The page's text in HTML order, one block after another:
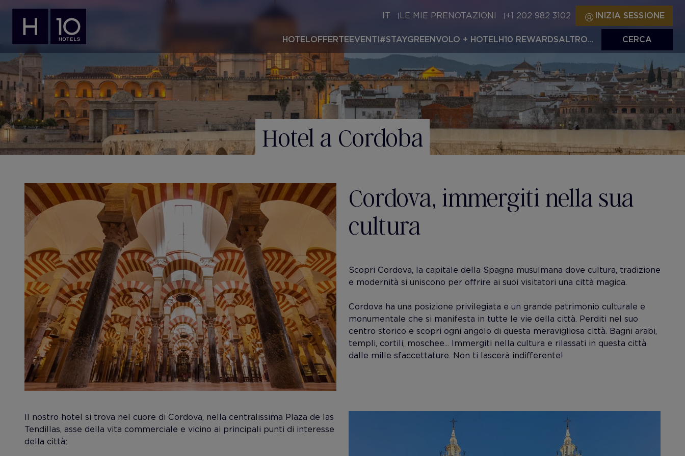
IT LE MIE PRENOTAZIONI +1 202 982 3102 INIZIA SESSIONE
HOTELOFFERTEEVENTI#STAYGREENVOLO + HOTELH10 REWARDSALTRO... CERCA
Hotel a Cordoba
Cordova, immergiti nella sua
cultura
Scopri Cordova, la capitale della Spagna musulmana dove cultura, tradizione
e modernità si uniscono per offrire ai suoi visitatori una città magica.
Cordova ha una posizione privilegiata e un grande patrimonio culturale e
monumentale che si manifesta in tutte le vie della città. Perditi nel suo
centro storico e scopri ogni angolo di questa meravigliosa città. Bagni arabi,
templi, cortili, moschee... Immergiti nella cultura e rilassati in questa città
dalle mille sfaccettature. Non ti lascerà indifferente!
Il nostro hotel si trova nel cuore di Cordova, nella centralissima Plaza de las
Tendillas, asse della vita commerciale e vicino ai principali punti di interesse
della città: